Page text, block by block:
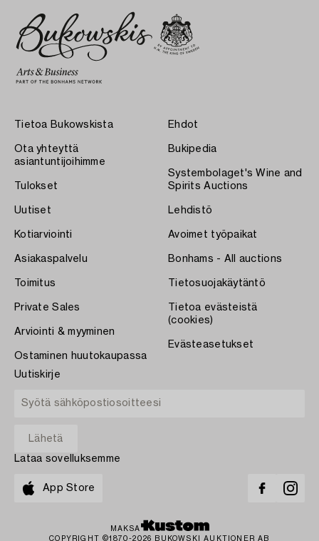
Tietoa Bukowskista
Ota yhteyttä
asiantuntijoihimme
Tulokset
Uutiset
Kotiarviointi
Asiakaspalvelu
Toimitus
Private Sales
Arviointi & myyminen
Ostaminen huutokaupassa
Ehdot
Bukipedia
Systembolaget's Wine and
Spirits Auctions
Lehdistö
Avoimet työpaikat
Bonhams - All auctions
Tietosuojakäytäntö
Tietoa evästeistä
(cookies)
Evästeasetukset
Uutiskirje
Lataa sovelluksemme
App Store
MAKSA
COPYRIGHT ©1870-2026 BUKOWSKI AUKTIONER AB